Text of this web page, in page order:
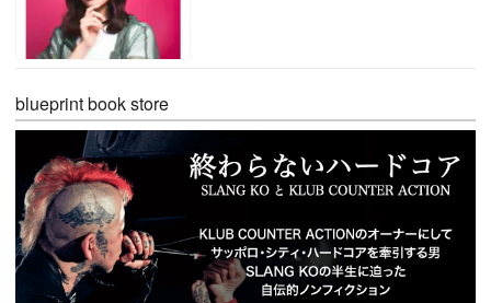
blueprint book store